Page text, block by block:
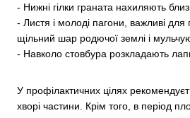
- Нижні гілки граната нахиляють
- Листя і молоді пагони, важливі
щільний шар родючої землі і
- Навколо стовбура розкладають
У профілактичних цілях
хворі частини. Крім того, в період